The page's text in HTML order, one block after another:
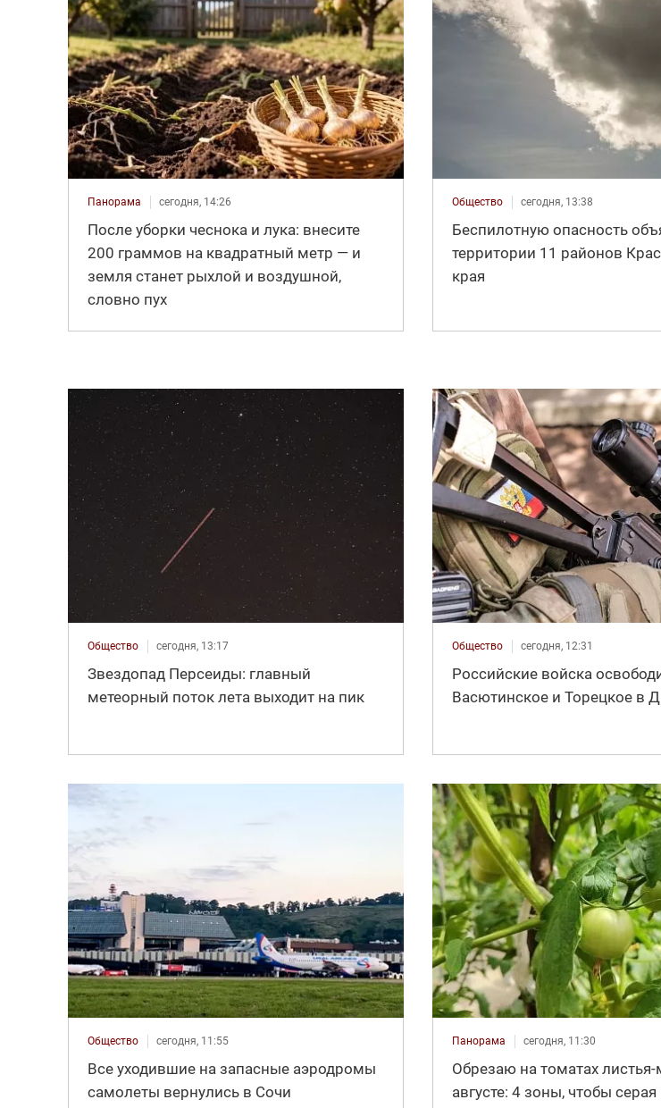
Панорама сегодня, 14:26
После уборки чеснока и лука: внесите
200 граммов на квадратный метр — и
земля станет рыхлой и воздушной,
словно пух
Общество сегодня, 13:38
Беспилотную опасность
территории 11 районов
края
Общество сегодня, 13:17
Звездопад Персеиды: главный
метеорный поток лета выходит на пик
Общество сегодня, 12:31
Российские войска
Васютинское и Торецкое в
Общество сегодня, 11:55
Все уходившие на запасные аэродромы
самолеты вернулись в Сочи
Панорама сегодня, 11:30
Обрезаю на томатах
августе: 4 зоны, чтобы серая